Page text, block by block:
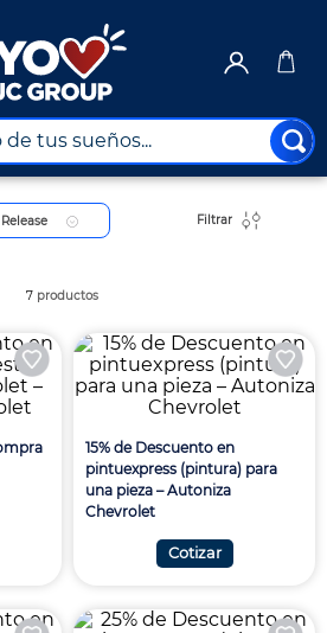
tus sueños...
Filtrar
7 productos
15% de Descuento en
pintuexpress (pintura) para
una pieza – Autoniza
Chevrolet
Cotizar
MÁS BUSCADOS